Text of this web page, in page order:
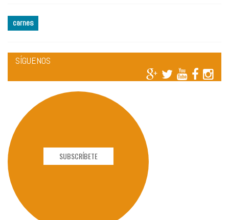
carnes
SÍGUENOS
SUBSCRÍBETE